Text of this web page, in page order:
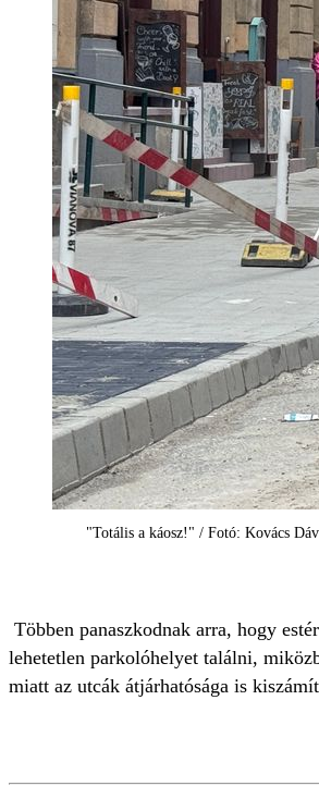
"Totális a káosz!" / Fotó: Kovács
Többen panaszkodnak arra, hogy
lehetetlen parkolóhelyet találni,
miatt az utcák átjárhatósága is